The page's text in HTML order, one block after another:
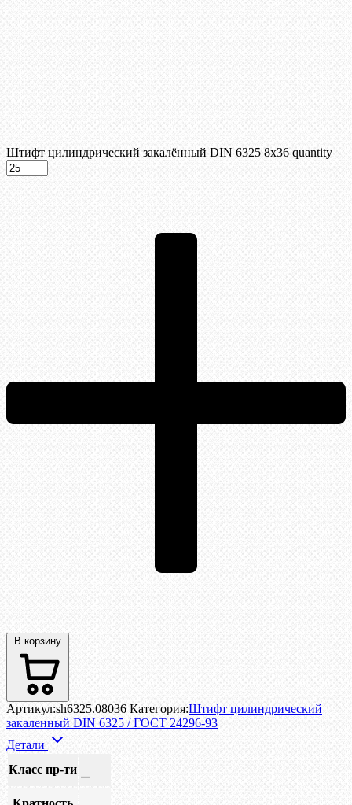
Штифт цилиндрический закалённый DIN 6325 8х36 quantity
В корзину
Артикул:sh6325.08036 Категория:Штифт цилиндрический
закаленный DIN 6325 / ГОСТ 24296-93
Детали
Класс пр-ти —